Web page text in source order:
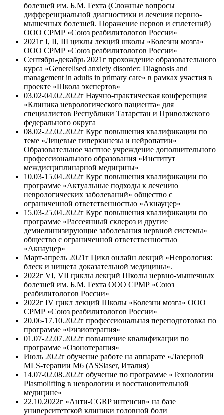
болезней им. Б.М. Гехта (Сложные вопросы
дифференциальной диагностики и лечения нервно-
мышечных болезней. Поражение нервов и сплетений)
ООО СРМР «Союз реабилитологов России»
2021г I, II, III циклы лекций школы «Болезни мозга»
ООО СРМР «Союз реабилитологов России»
Сентябрь-декабрь 2021г прохождение образовательного
курса «Generelised anxiety disorder: Diagnosis and
management in adults in primary care» в рамках участия в
проекте «Школа экспертов»
03.02-04.02.2022г Научно-практическая конференция
«Клиника неврологического пациента» для
специалистов Республики Татарстан и Приволжского
федерального округа
08.02-22.02.2022г Курс повышения квалификации по
теме «Лицевые гиперкинезы и нейропатии»
Образовательное частное учреждение дополнительного
профессионального образования «Институт
междисциплинарной медицины»
10.03-15.04.2022г Курс повышения квалификации по
программе «Актуальные подходы к лечению
неврологических заболеваний» общество с
ограниченной ответственностью «Акнауцер»
15.03-25.04.2022г Курс повышения квалификации по
программе «Рассеянный склероз и другие
демиелинизирующие заболевания нервной системы»
общество с ограниченной ответственностью
«Акнауцер»
Март-апрель 2021г Цикл онлайн лекций «Неврология:
блеск и нищета доказательной медицины».
2022г VI, VII циклы лекций Школы нервно-мышечных
болезней им. Б.М. Гехта ООО СРМР «Союз
реабилитологов России»
2022г IV цикл лекций Школы «Болезни мозга» ООО
СРМР «Союз реабилитологов России»
20.06-17.10.2022г профессиональная переподготовка по
программе «Физиотерапия»
01.07-22.07.2022г повышение квалификации по
программе «Озонотерапия»
Июль 2022г обучение работе на аппарате «Лазерной
MLS-терапии М6 (ASSlaser, Италия)
14.07-02.08.2022г обучение по программе «Технологии
Plasmolifting в неврологии и восстановительной
медицине»
22.10.2022г «Aнти-CGRP интенсив» на базе
университетской клиники головной боли